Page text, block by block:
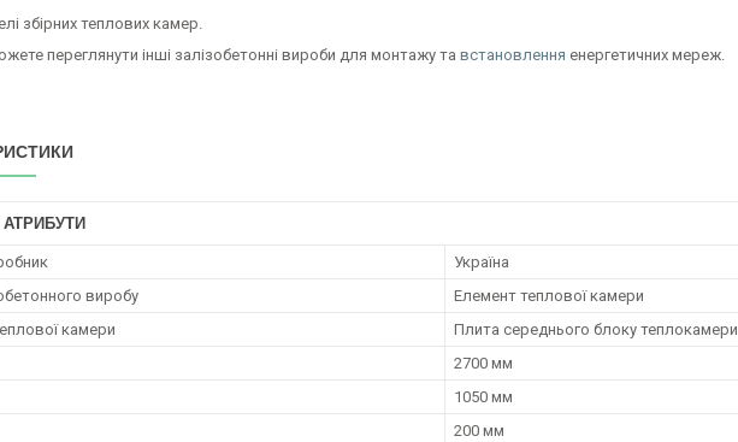
збірних теплових камер.
переглянути інші залізобетонні вироби для монтажу та встановлення енергетичних мереж.
Україна
виробу
Елемент теплової камери
камери
Плита середнього блоку теплокамери
2700 мм
1050 мм
200 мм